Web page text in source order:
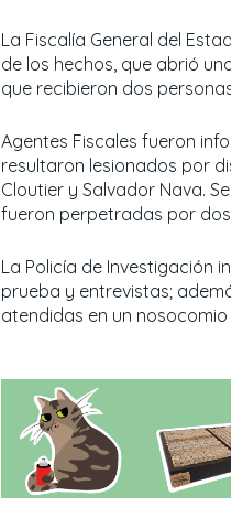
La Fiscalía General del
de los hechos, que abrió
que recibieron dos
Agentes Fiscales fueron
resultaron lesionados por
Cloutier y Salvador Nava.
fueron perpetradas por
La Policía de Investigación
prueba y entrevistas;
atendidas en un